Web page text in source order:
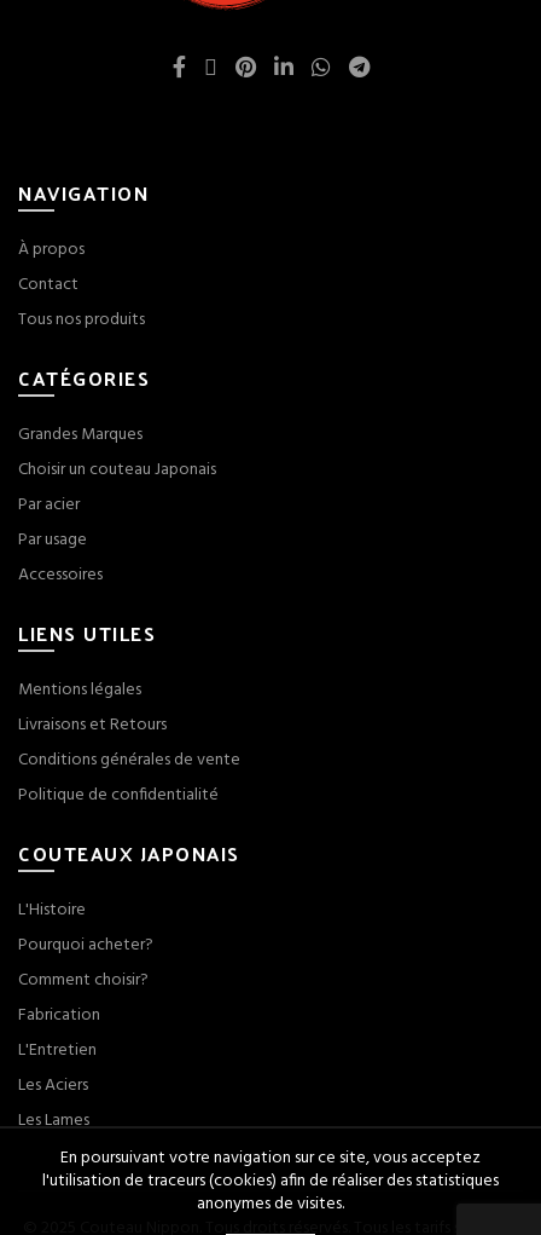
NAVIGATION
À propos
Contact
Tous nos produits
CATÉGORIES
Grandes Marques
Choisir un couteau Japonais
Par acier
Par usage
Accessoires
LIENS UTILES
Mentions légales
Livraisons et Retours
Conditions générales de vente
Politique de confidentialité
COUTEAUX JAPONAIS
L'Histoire
Pourquoi acheter?
Comment choisir?
Fabrication
L'Entretien
Les Aciers
Les Lames
© 2025 Couteau Nippon. Tous droits réservés. Tous les tarifs sont TTC.
En poursuivant votre navigation sur ce site, vous acceptez
l'utilisation de traceurs (cookies) afin de réaliser des statistiques
anonymes de visites.